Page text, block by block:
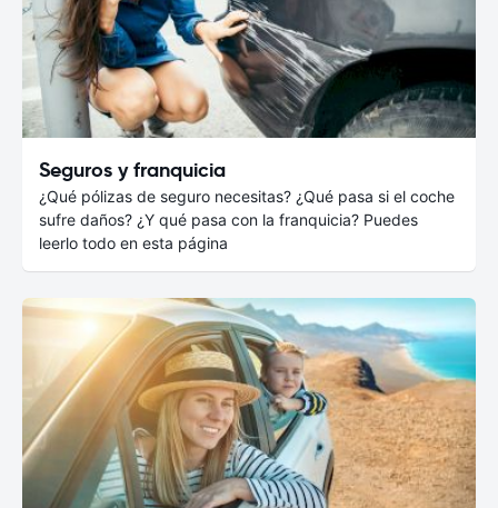
Seguros y franquicia
¿Qué pólizas de seguro necesitas? ¿Qué pasa si el coche
sufre daños? ¿Y qué pasa con la franquicia? Puedes
leerlo todo en esta página